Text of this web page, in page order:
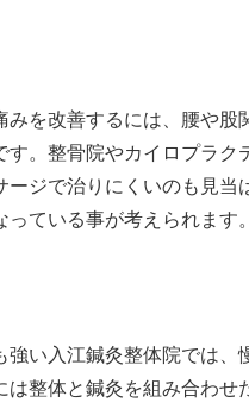
みを改善するには、腰や股
す。整骨院やカイロプラク
ージで治りにくいのも見当
っている事が考えられます。
強い入江鍼灸整体院では、
は整体と鍼灸を組み合わせ